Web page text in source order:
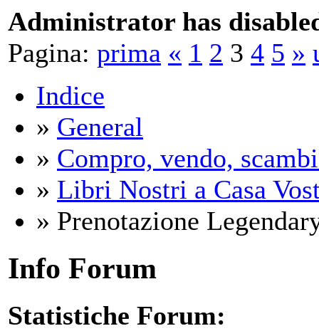
Administrator has
Pagina: prima « 1 2 3 4 5 »
Indice
» General
» Compro, vendo,
» Libri Nostri a Casa
» Prenotazione
Info Forum
Statistiche Forum: